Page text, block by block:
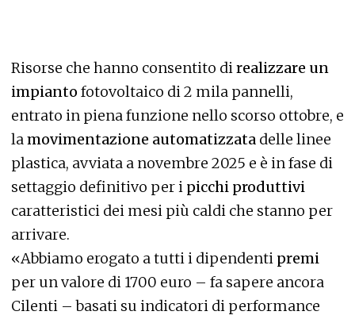
Risorse che hanno consentito direalizzare un
impianto fotovoltaico di 2 mila pannelli,
entrato in piena funzione nello scorso ottobre, e
lamovimentazione automatizzata delle linee
plastica, avviata a novembre 2025 e è in fase di
settaggio definitivo per i picchi produttivi
caratteristici dei mesi più caldi che stanno per
arrivare.
«Abbiamo erogato a tutti i dipendenti premi
per un valore di 1700 euro – fa sapere ancora
Cilenti – basati su indicatori di performance